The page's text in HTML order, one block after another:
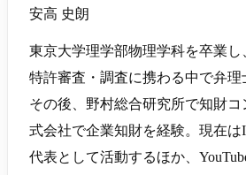
安高 史朗
東京大学理学部物理学科を卒業し
特許審査・調査に携わる中で弁理
その後、野村総合研究所で知財
式会社で企業知財を経験。現在は
代表として活動するほか、